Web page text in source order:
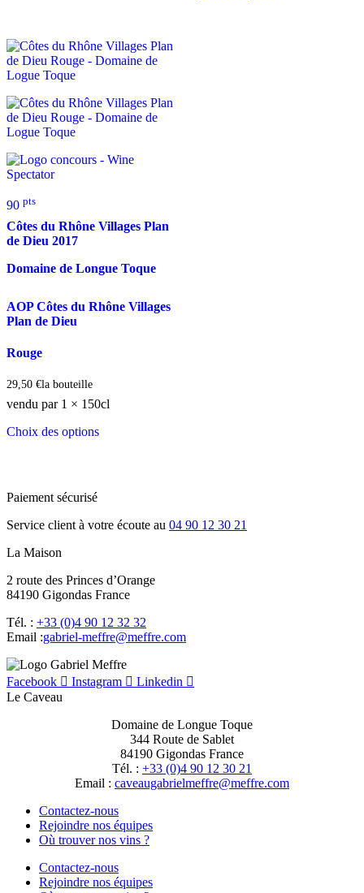
90 pts
Côtes du Rhône Villages Plan
de Dieu 2017
Domaine de Longue Toque
AOP Côtes du Rhône Villages
Plan de Dieu
Rouge
29,50 €la bouteille
vendu par 1 × 150cl
Choix des options
Paiement sécurisé
Service client à votre écoute au 04 90 12 30 21
La Maison
2 route des Princes d’Orange
84190 Gigondas France
Tél. : +33 (0)4 90 12 32 32
Email :moc.erffem@erffem-leirbag
Facebook Instagram
Linkedin
Le Caveau
Domaine de Longue Toque
344 Route de Sablet
84190 Gigondas France
Tél. : +33 (0)4 90 12 30 21
Email : moc.erffem@erffemleirbaguaevac
Contactez-nous
Rejoindre nos équipes
Où trouver nos vins ?
Contactez-nous
Rejoindre nos équipes